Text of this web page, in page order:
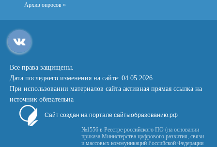
Архив опросов »
Все права защищены.
Дата последнего изменения на сайте: 04.05.2026
При использовании материалов сайта активная прямая ссылка на
источник обязательна
Сайт создан на портале сайтыобразованию.рф
№1556 в Реестре российского ПО (на основании
приказа Министерства цифрового развития, связи
и массовых коммуникаций Российской Федерации